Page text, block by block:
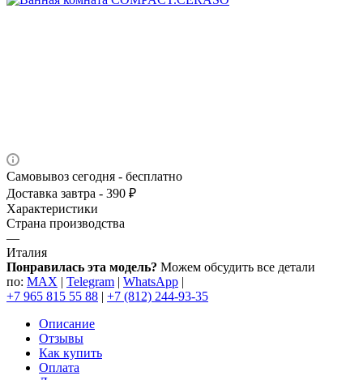
Самовывоз сегодня - бесплатно
Доставка завтра - 390 ₽
Характеристики
Страна производства
—
Италия
Понравилась эта модель? Можем обсудить все детали
по: MAX | Telegram | WhatsApp |
+7 965 815 55 88 | +7 (812) 244-93-35
Описание
Отзывы
Как купить
Оплата